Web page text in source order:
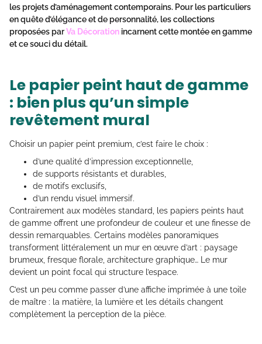
les projets d’aménagement contemporains. Pour les particuliers
en quête d’élégance et de personnalité, les collections
proposées parVa Décoration incarnent cette montée en gamme
et ce souci du détail.
Le papier peint haut de gamme
: bien plus qu’un simple
revêtement mural
Choisir un papier peint premium, c’est faire le choix :
d’une qualité d’impression exceptionnelle,
de supports résistants et durables,
de motifs exclusifs,
d’un rendu visuel immersif.
Contrairement aux modèles standard, les papiers peints haut
de gamme offrent une profondeur de couleur et une finesse de
dessin remarquables. Certains modèles panoramiques
transforment littéralement un mur en œuvre d’art : paysage
brumeux, fresque florale, architecture graphique… Le mur
devient un point focal qui structure l’espace.
C’est un peu comme passer d’une affiche imprimée à une toile
de maître : la matière, la lumière et les détails changent
complètement la perception de la pièce.